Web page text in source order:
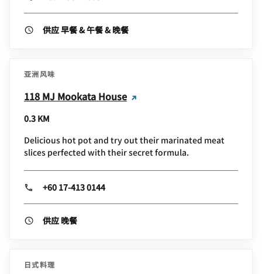
供应 早餐 & 午餐 & 晚餐
亚洲风味
118 MJ Mookata House
0.3 KM
Delicious hot pot and try out their marinated meat
slices perfected with their secret formula.
+60 17-413 0144
供应 晚餐
日式料理